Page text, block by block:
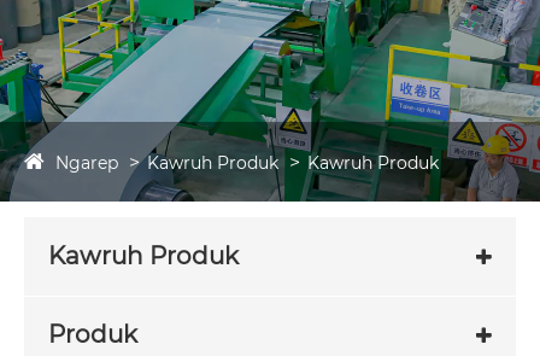
Ngarep Kawruh Produk Kawruh Produk
Kawruh Produk
Produk